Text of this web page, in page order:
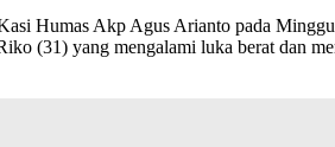
Humas Akp Agus Arianto pada
(31) yang mengalami luka berat dan